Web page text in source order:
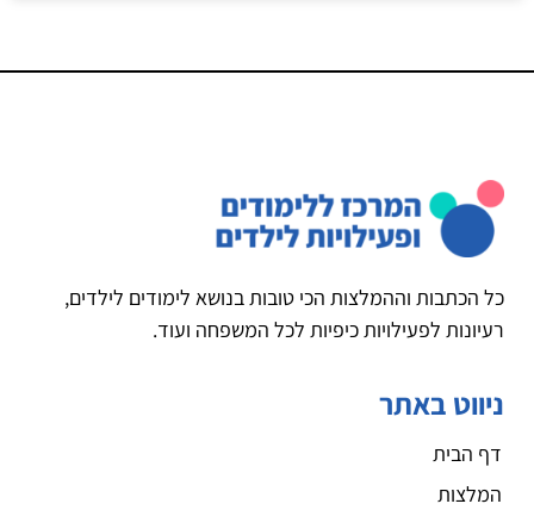
כל הכתבות וההמלצות הכי טובות בנושא לימודים לילדים,
רעיונות לפעילויות כיפיות לכל המשפחה ועוד.
ניווט באתר
דף הבית
המלצות